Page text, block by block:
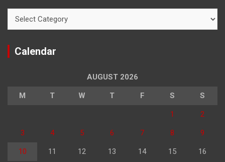
Calendar
AUGUST 2026
M T W T F S S
1 2
3 4 5 6 7 8 9
10 11 12 13 14 15 16